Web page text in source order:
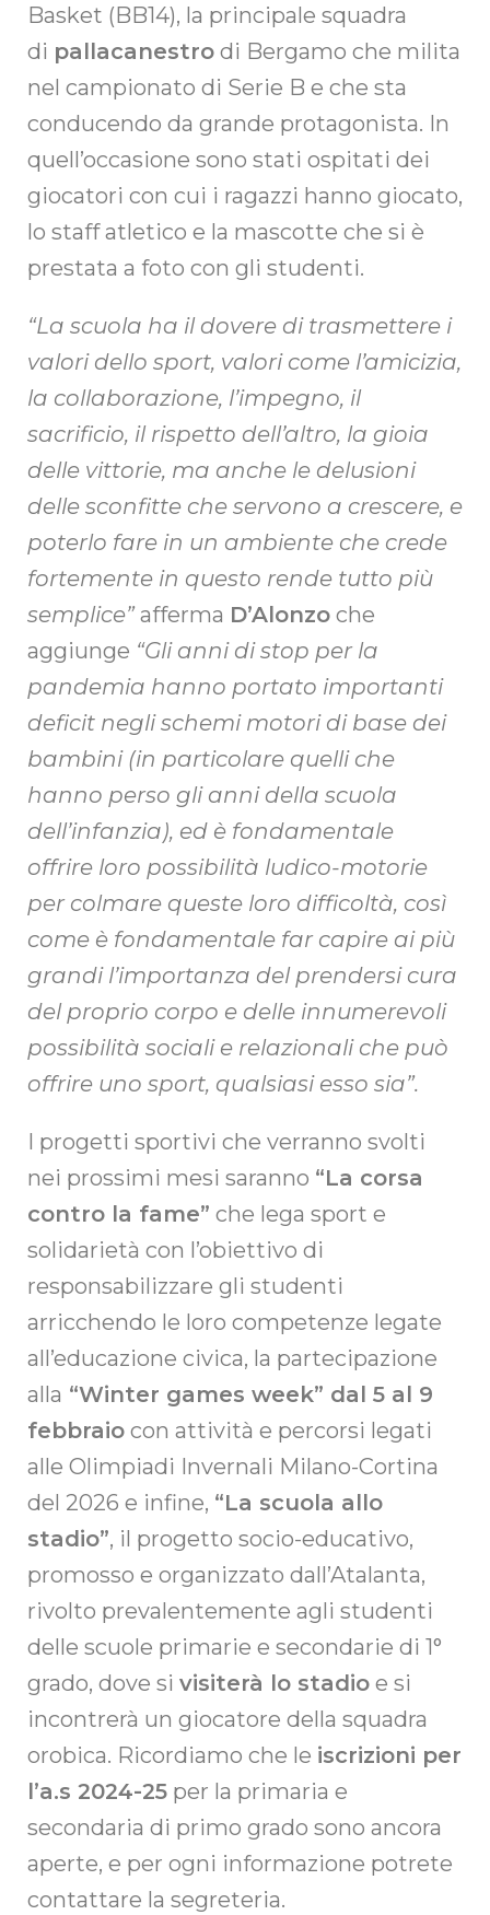
Basket (BB14), la principale squadra
di pallacanestro di Bergamo che milita
nel campionato di Serie B e che sta
conducendo da grande protagonista. In
quell’occasione sono stati ospitati dei
giocatori con cui i ragazzi hanno giocato,
lo staff atletico e la mascotte che si è
prestata a foto con gli studenti.
“La scuola ha il dovere di trasmettere i
valori dello sport, valori come l’amicizia,
la collaborazione, l’impegno, il
sacrificio, il rispetto dell’altro, la gioia
delle vittorie, ma anche le delusioni
delle sconfitte che servono a crescere, e
poterlo fare in un ambiente che crede
fortemente in questo rende tutto più
semplice”afferma D’Alonzo che
aggiunge “Gli anni di stop per la
pandemia hanno portato importanti
deficit negli schemi motori di base dei
bambini (in particolare quelli che
hanno perso gli anni della scuola
dell’infanzia), ed è fondamentale
offrire loro possibilità ludico-motorie
per colmare queste loro difficoltà, così
come è fondamentale far capire ai più
grandi l’importanza del prendersi cura
del proprio corpo e delle innumerevoli
possibilità sociali e relazionali che può
offrire uno sport, qualsiasi esso sia”.
I progetti sportivi che verranno svolti
nei prossimi mesi saranno “La corsa
contro la fame” che lega sport e
solidarietà con l’obiettivo di
responsabilizzare gli studenti
arricchendo le loro competenze legate
all’educazione civica, la partecipazione
alla “Winter games week” dal 5 al 9
febbraio con attività e percorsi legati
alle Olimpiadi Invernali Milano-Cortina
del 2026 e infine, “La scuola allo
stadio”, il progetto socio-educativo,
promosso e organizzato dall’Atalanta,
rivolto prevalentemente agli studenti
delle scuole primarie e secondarie di 1°
grado, dove si visiterà lo stadio e si
incontrerà un giocatore della squadra
orobica. Ricordiamo che le iscrizioni per
l’a.s 2024-25 per la primaria e
secondaria di primo grado sono ancora
aperte, e per ogni informazione potrete
contattare la segreteria.